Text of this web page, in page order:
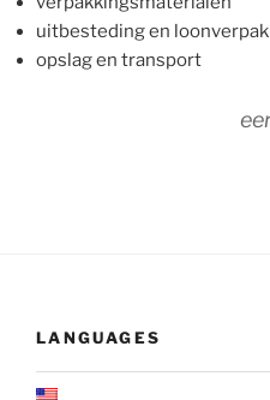
uitbesteding en
opslag en transport
LANGUAGES